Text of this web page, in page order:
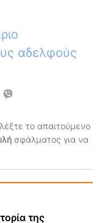
αδελφούς
το απαιτούμενο
σφάλματος για να
της